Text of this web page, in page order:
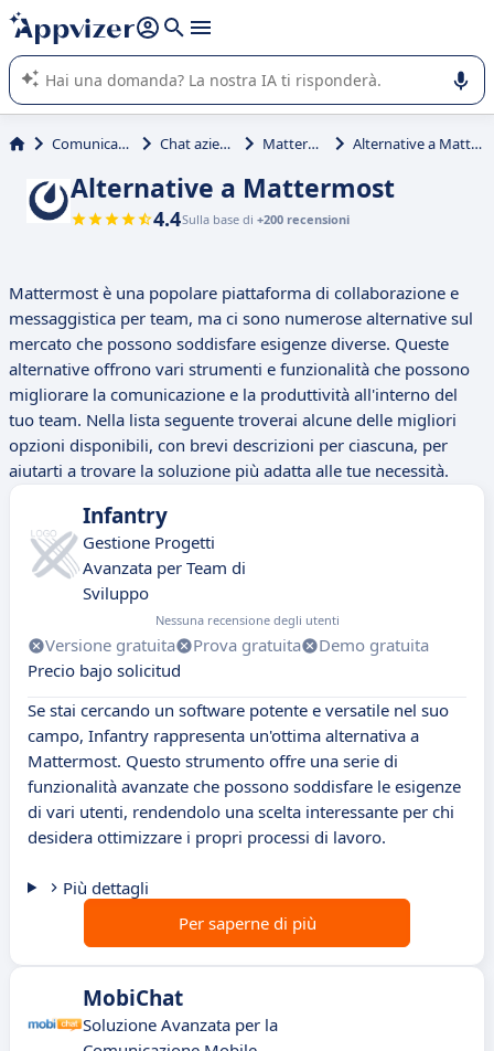
righe con
shift + enter
L'IA di Appvizer vi guida nell'utilizzo o nella scelta di un
software SaaS per la vostra azienda.
Comunicazione Chat aziendale Mattermost Alternative a Mattermost
Alternative a Mattermost
4.4Sulla base di +200 recensioni
Mattermost è una popolare piattaforma di collaborazione e
messaggistica per team, ma ci sono numerose alternative sul
mercato che possono soddisfare esigenze diverse. Queste
alternative offrono vari strumenti e funzionalità che possono
migliorare la comunicazione e la produttività all'interno del
tuo team. Nella lista seguente troverai alcune delle migliori
opzioni disponibili, con brevi descrizioni per ciascuna, per
aiutarti a trovare la soluzione più adatta alle tue necessità.
Infantry
Gestione Progetti
Avanzata per Team di
Sviluppo
Nessuna recensione degli utenti
Versione gratuita Prova gratuita
Demo gratuita
Precio bajo solicitud
Se stai cercando un software potente e versatile nel suo
campo, Infantry rappresenta un'ottima alternativa a
Mattermost. Questo strumento offre una serie di
funzionalità avanzate che possono soddisfare le esigenze
di vari utenti, rendendolo una scelta interessante per chi
desidera ottimizzare i propri processi di lavoro.
Più dettagli
Per saperne di più
MobiChat
Soluzione Avanzata per la